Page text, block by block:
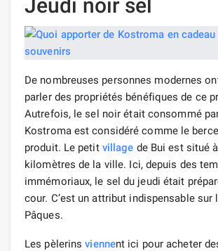
Jeudi noir sel
De nombreuses personnes modernes
parler des propriétés bénéfiques de ce
Autrefois, le sel noir était consommé
Kostroma est considéré comme le
produit. Le petit village de Bui est situé
kilomètres de la ville. Ici, depuis des
immémoriaux, le sel du jeudi était
cour. C’est un attribut indispensable sur
Pâques.
Les pèlerinsviennent ici pour acheter